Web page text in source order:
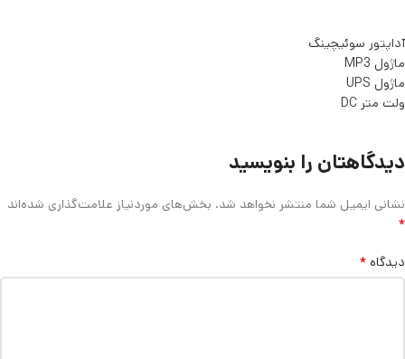
آداپتور سوئیچینگ
ماژول MP3
ماژول UPS
ولت متر DC
دیدگاهتان را بنویسید
نشانی ایمیل شما منتشر نخواهد شد. بخش‌های موردنیاز علامت‌گذاری شده‌اند
*
دیدگاه *